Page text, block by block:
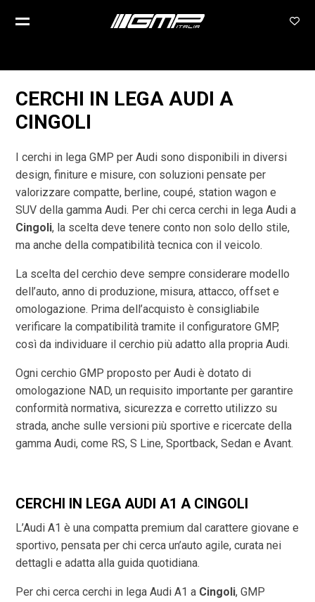
CERCHI IN LEGA AUDI A
CINGOLI
I cerchi in lega GMP per Audi sono disponibili in diversi
design, finiture e misure, con soluzioni pensate per
valorizzare compatte, berline, coupé, station wagon e
SUV della gamma Audi. Per chi cerca cerchi in lega Audi a
Cingoli, la scelta deve tenere conto non solo dello stile,
ma anche della compatibilità tecnica con il veicolo.
La scelta del cerchio deve sempre considerare modello
dell’auto, anno di produzione, misura, attacco, offset e
omologazione. Prima dell’acquisto è consigliabile
verificare la compatibilità tramite il configuratore GMP,
così da individuare il cerchio più adatto alla propria Audi.
Ogni cerchio GMP proposto per Audi è dotato di
omologazione NAD, un requisito importante per garantire
conformità normativa, sicurezza e corretto utilizzo su
strada, anche sulle versioni più sportive e ricercate della
gamma Audi, come RS, S Line, Sportback, Sedan e Avant.
CERCHI IN LEGA AUDI A1 A CINGOLI
L’Audi A1 è una compatta premium dal carattere giovane e
sportivo, pensata per chi cerca un’auto agile, curata nei
dettagli e adatta alla guida quotidiana.
Per chi cerca cerchi in lega Audi A1 a Cingoli, GMP